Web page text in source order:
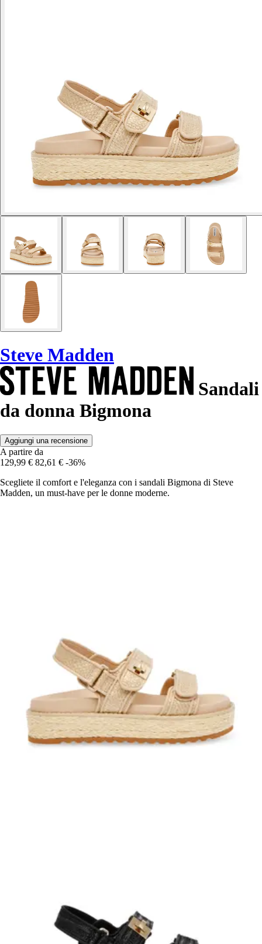
Steve Madden
Sandali
da donna Bigmona
Aggiungi una recensione
A partire da
129,99 € 82,61 € -36%
Scegliete il comfort e l'eleganza con i sandali Bigmona di Steve
Madden, un must-have per le donne moderne.